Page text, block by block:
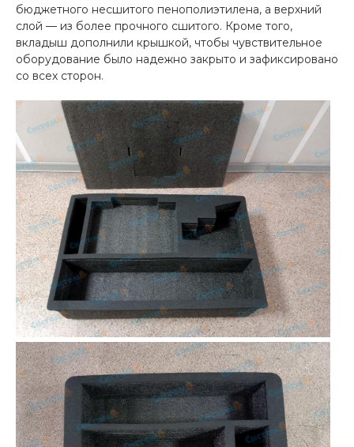
бюджетного несшитого пенополиэтилена, а верхний
слой — из более прочного сшитого. Кроме того,
вкладыш дополнили крышкой, чтобы чувствительное
оборудование было надежно закрыто и зафиксировано
со всех сторон.